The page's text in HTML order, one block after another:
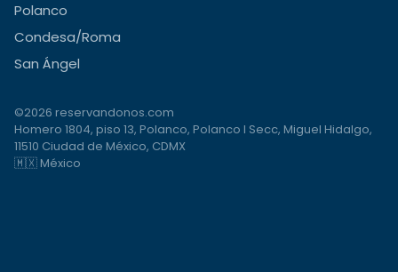
Polanco
Condesa/Roma
San Ángel
©2026 reservandonos.com
Homero 1804, piso 13, Polanco, Polanco I Secc, Miguel Hidalgo,
11510 Ciudad de México, CDMX
🇲🇽 México